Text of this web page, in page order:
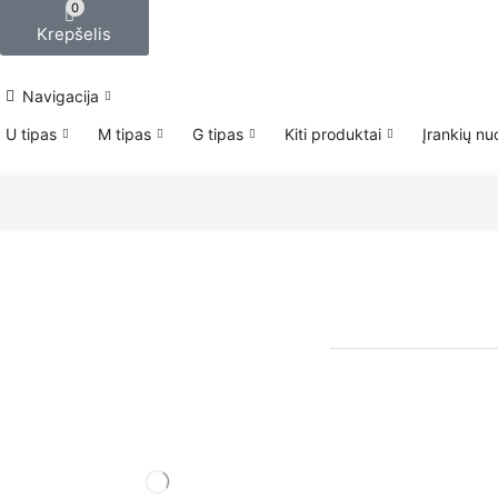
0
Krepšelis
Navigacija
U tipas
M tipas G tipas Kiti produktai Įrankių